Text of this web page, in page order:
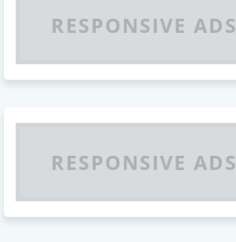
RESPONSIVE
RESPONSIVE